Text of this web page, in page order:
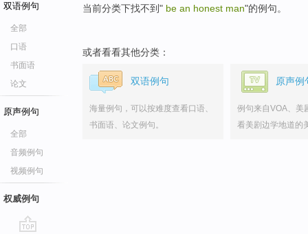
双语例句
全部
口语
书面语
论文
原声例句
全部
音频例句
视频例句
权威例句
当前分类下找不到" be an honest man"的例句。
或者看看其他分类：
双语例句
海量例句，可以按难度查看口语、
书面语、论文例句。
原声例
例句来自VOA、美
看美剧边学地道的